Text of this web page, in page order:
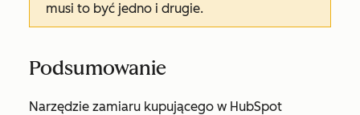
musi to być jedno i drugie.
Podsumowanie
Narzędzie zamiaru kupującego w HubSpot